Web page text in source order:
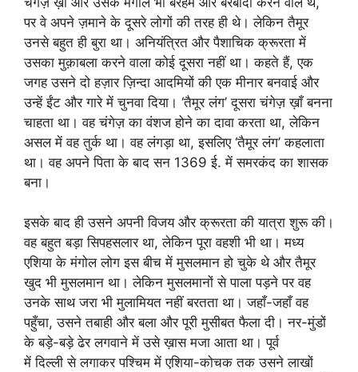
पर वे अपने ज़माने के दूसरे लोगों की तरह ही थे। लेकिन तैमूर
उनसे बहुत ही बुरा था। अनियंत्रित और पैशाचिक क्रूरता में
उसका मुक़ाबला करने वाला कोई दूसरा नहीं था। कहते हैं, एक
जगह उसने दो हज़ार ज़िन्दा आदमियों की एक मीनार बनवाई और
उन्हें ईंट और गारे में चुनवा दिया। ‘तैमूर लंग’ दूसरा चंगेज़ ख़ाँ बनना
चाहता था। वह चंगेज़ का वंशज होने का दावा करता था, लेकिन
असल में वह तुर्क था। वह लंगड़ा था, इसलिए ‘तैमूर लंग’ कहलाता
था। वह अपने पिता के बाद सन 1369 ई. में समरकंद का शासक
बना।
इसके बाद ही उसने अपनी विजय और क्रूरता की यात्रा शुरू की।
वह बहुत बड़ा सिपहसलार था, लेकिन पूरा वहशी भी था। मध्य
एशिया के मंगोल लोग इस बीच में मुसलमान हो चुके थे और तैमूर
खुद भी मुसलमान था। लेकिन मुसलमानों से पाला पड़ने पर वह
उनके साथ जरा भी मुलामियत नहीं बरतता था। जहाँ-जहाँ वह
पहुँचा, उसने तबाही और बला और पूरी मुसीबत फैला दी। नर-मुंडों
के बड़े-बड़े ढेर लगवाने में उसे ख़ास मजा आता था। पूर्व
में दिल्ली से लगाकर पश्चिम में एशिया-कोचक तक उसने लाखों